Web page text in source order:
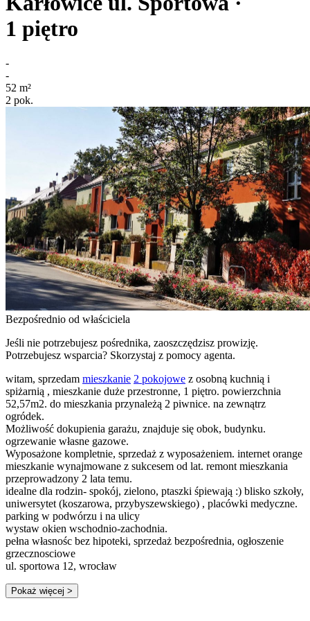
1 piętro
-
-
52 m²
2 pok.
Bezpośrednio od właściciela
Jeśli nie potrzebujesz pośrednika, zaoszczędzisz prowizję.
Potrzebujesz wsparcia? Skorzystaj z pomocy agenta.
witam, sprzedam mieszkanie 2 pokojowe z osobną kuchnią i
spiżarnią , mieszkanie duże przestronne, 1 piętro. powierzchnia
52,57m2. do mieszkania przynależą 2 piwnice. na zewnątrz
ogródek.
Możliwość dokupienia garażu, znajduje się obok, budynku.
ogrzewanie własne gazowe.
Wyposażone kompletnie, sprzedaż z wyposażeniem. internet orange
mieszkanie wynajmowane z sukcesem od lat. remont mieszkania
przeprowadzony 2 lata temu.
idealne dla rodzin- spokój, zielono, ptaszki śpiewają :) blisko szkoły,
uniwersytet (koszarowa, przybyszewskiego) , placówki medyczne.
parking w podwórzu i na ulicy
wystaw okien wschodnio-zachodnia.
pełna własnośc bez hipoteki, sprzedaż bezpośrednia, ogłoszenie
grzecznosciowe
ul. sportowa 12, wrocław
Pokaż więcej >